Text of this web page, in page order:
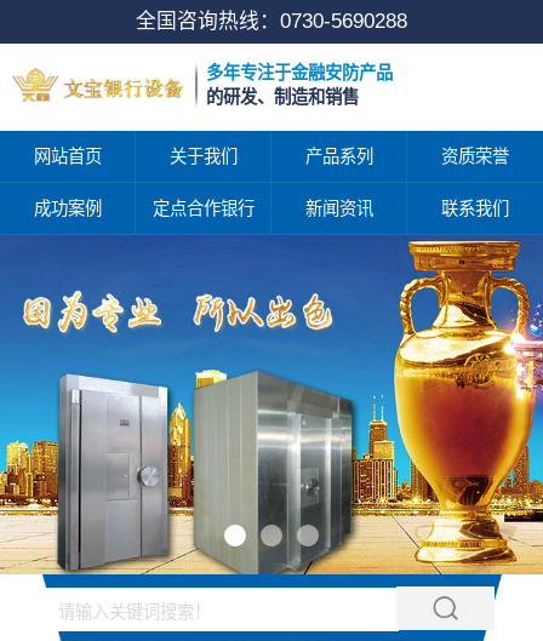
全国咨询热线： 0730-5690288
多年专注于金融安防产品
的研发、制造和销售
网站首页 关于我们 产品系列 资质荣誉
成功案例 定点合作银行 新闻资讯 联系我们